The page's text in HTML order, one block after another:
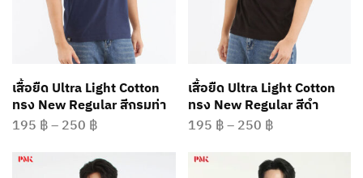
เสื้อยืด Ultra Light Cotton
ทรง New Regular สีกรมท่า
195 ฿–250 ฿
เสื้อยืด Ultra Light Cotton
ทรง New Regular สีดำ
195 ฿– 250 ฿